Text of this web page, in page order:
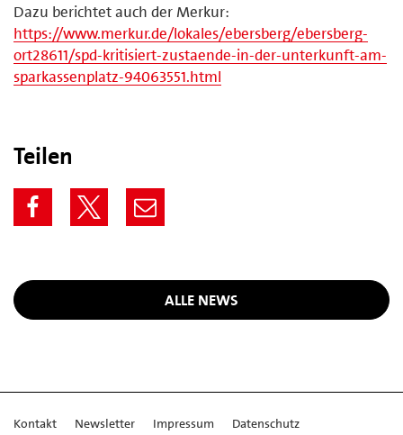
Dazu berichtet auch der Merkur:
https://www.merkur.de/lokales/ebersberg/ebersberg-
ort28611/spd-kritisiert-zustaende-in-der-unterkunft-am-
sparkassenplatz-94063551.html
Teilen
ALLE NEWS
Kontakt Newsletter Impressum Datenschutz